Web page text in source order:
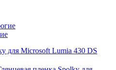
для Microsoft Lumia 430 DS